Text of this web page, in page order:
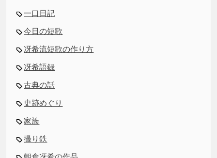
一口日記
今日の短歌
冴希流短歌の作り方
冴希語録
古典の話
史跡めぐり
家族
撮り鉄